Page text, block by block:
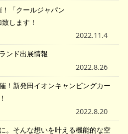
「クールジャパン
します！
2022.11.4
ンド出展情報
2022.8.26
！新発田イオンキャンピングカー
2022.8.20
。そんな想いを叶える機能的な空